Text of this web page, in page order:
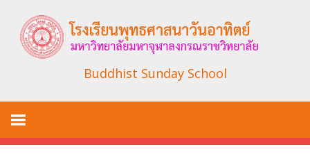
content
Buddhist Sunday School